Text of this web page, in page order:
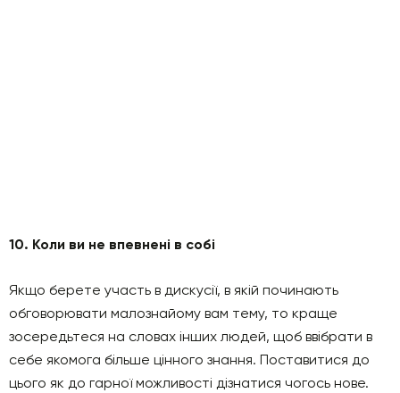
10. Коли ви не впевнені в собі
Якщо берете участь в дискусії, в якій починають
обговорювати малознайому вам тему, то краще
зосередьтеся на словах інших людей, щоб ввібрати в
себе якомога більше цінного знання. Поставитися до
цього як до гарної можливості дізнатися чогось нове.